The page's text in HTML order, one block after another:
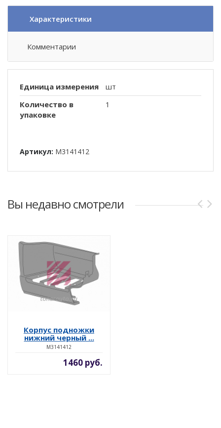
Характеристики
Комментарии
Единица измерения
шт
Количество в
упаковке
1
Артикул: M3141412
Вы недавно смотрели
Корпус подножки
нижний черный ...
M3141412
1460 руб.